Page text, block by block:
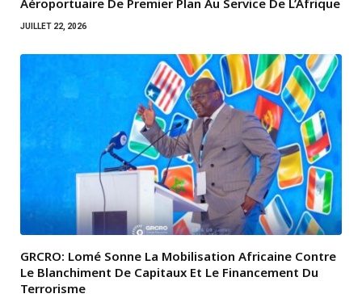
Aéroportuaire De Premier Plan Au Service De L’Afrique
JUILLET 22, 2026
GRCRO: Lomé Sonne La Mobilisation Africaine Contre
Le Blanchiment De Capitaux Et Le Financement Du
Terrorisme